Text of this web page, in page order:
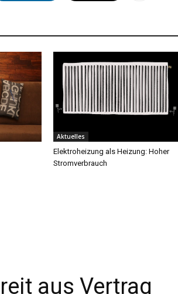
Aktuelles
Elektroheizung als Heizung: Hoher
Stromverbrauch